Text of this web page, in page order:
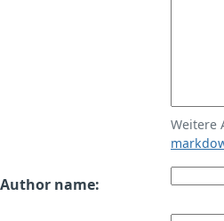
Weitere
Author name: